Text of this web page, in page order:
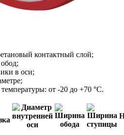
контактный слой;
в оси;
от -20 до +70 °С.